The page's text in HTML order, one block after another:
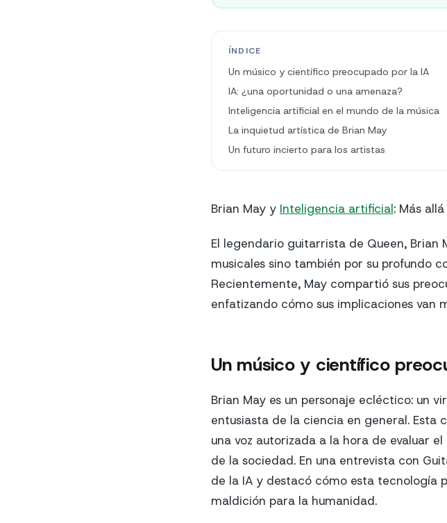
ÍNDICE
Un músico y científico preocupado por la IA
IA: ¿una oportunidad o una amenaza?
Inteligencia artificial en el mundo de la música
La inquietud artística de Brian May
Un futuro incierto para los artistas
Brian May y Inteligencia artificial: Más
El legendario guitarrista de Queen, Brian
musicales sino también por su profundo
Recientemente, May compartió sus
enfatizando cómo sus implicaciones van
Un músico y científico
Brian May es un personaje ecléctico: un
entusiasta de la ciencia en general. Esta
una voz autorizada a la hora de evaluar
de la sociedad. En una entrevista con
de la IA y destacó cómo esta tecnología
maldición para la humanidad.